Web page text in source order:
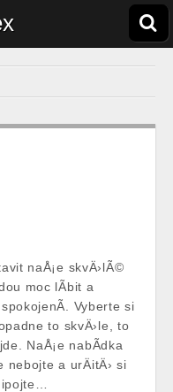
naÅ¡e skvÄ›lÃ©
moc lÃ­bit a
Vyberte si
to skvÄ›le, to
NaÅ¡e nabÃ­dka
nebojte a urÄitÄ› si